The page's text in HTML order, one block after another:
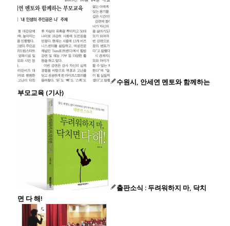
수원시, 안세연 멘토와 함께하는
부모교육 (기사)
출판소식 : 두려워하지 마, 닥치
면 다 해!